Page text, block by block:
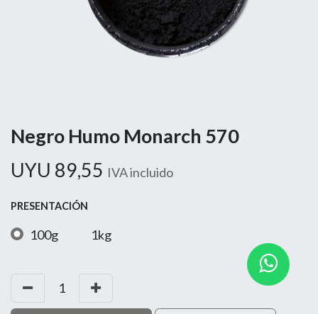
Negro Humo Monarch 570
UYU 89,55 IVA incluido
PRESENTACIÓN
100g 1kg